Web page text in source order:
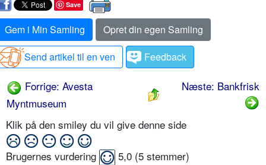
Save
Gem i Min Samling
Opret din egen Samling
Send artikel til en ven
Feedback
Forrige: Avesta
Myntmuseum
Næste: Bankfrisk
Klik på den smiley du vil give denne side
Brugernes vurdering 5,0 (5 stemmer)